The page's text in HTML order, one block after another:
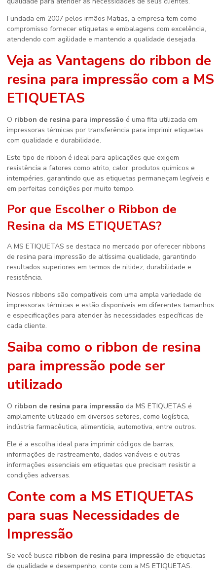
Fundada em 2007 pelos irmãos Matias, a empresa tem como
compromisso fornecer etiquetas e embalagens com excelência,
atendendo com agilidade e mantendo a qualidade desejada.
Veja as Vantagens do ribbon de
resina para impressão com a MS
ETIQUETAS
O ribbon de resina para impressão é uma fita utilizada em
impressoras térmicas por transferência para imprimir etiquetas
com qualidade e durabilidade.
Este tipo de ribbon é ideal para aplicações que exigem
resistência a fatores como atrito, calor, produtos químicos e
intempéries, garantindo que as etiquetas permaneçam legíveis e
em perfeitas condições por muito tempo.
Por que Escolher o Ribbon de
Resina da MS ETIQUETAS?
A MS ETIQUETAS se destaca no mercado por oferecer ribbons
de resina para impressão de altíssima qualidade, garantindo
resultados superiores em termos de nitidez, durabilidade e
resistência.
Nossos ribbons são compatíveis com uma ampla variedade de
impressoras térmicas e estão disponíveis em diferentes tamanhos
e especificações para atender às necessidades específicas de
cada cliente.
Saiba como o ribbon de resina
para impressão pode ser
utilizado
O ribbon de resina para impressão da MS ETIQUETAS é
amplamente utilizado em diversos setores, como logística,
indústria farmacêutica, alimentícia, automotiva, entre outros.
Ele é a escolha ideal para imprimir códigos de barras,
informações de rastreamento, dados variáveis e outras
informações essenciais em etiquetas que precisam resistir a
condições adversas.
Conte com a MS ETIQUETAS
para suas Necessidades de
Impressão
Se você busca ribbon de resina para impressão de etiquetas
de qualidade e desempenho, conte com a MS ETIQUETAS.